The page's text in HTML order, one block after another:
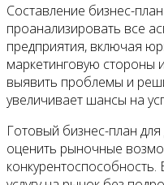
Составление бизнес-
проанализировать все
предприятия, включая
маркетинговую стороны
выявить проблемы и
увеличивает шансы на
Готовый бизнес-план
оценить рыночные
конкурентоспособность.